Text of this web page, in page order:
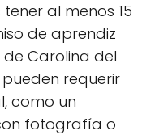
al menos 15
de aprendiz
Carolina del
requerir
como un
fotografía o